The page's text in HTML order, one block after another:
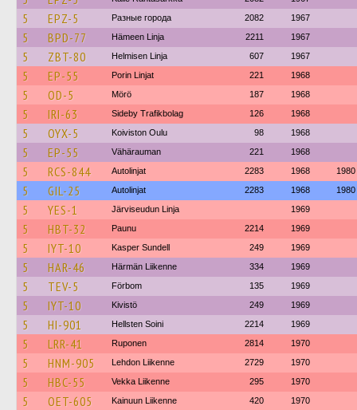
5 EPZ-5 Разные города 2082 1967
5 BPD-77 Hämeen Linja 2211 1967
5 ZBT-80 Helmisen Linja 607 1967
5 EP-55 Porin Linjat 221 1968
5 OD-5 Mörö 187 1968
5 IRI-63 Sideby Trafikbolag 126 1968
5 OYX-5 Koiviston Oulu 98 1968
5 EP-55 Vähärauman 221 1968
5 RCS-844 Autolinjat 2283 1968 1980
5 GIL-25 Autolinjat 2283 1968 1980
5 YES-1 Järviseudun Linja 1969
5 HBT-32 Paunu 2214 1969
5 IYT-10 Kasper Sundell 249 1969
5 HAR-46 Härmän Liikenne 334 1969
5 TEV-5 Förbom 135 1969
5 IYT-10 Kivistö 249 1969
5 HI-901 Hellsten Soini 2214 1969
5 LRR-41 Ruponen 2814 1970
5 HNM-905 Lehdon Liikenne 2729 1970
5 HBC-55 Vekka Liikenne 295 1970
5 OET-605 Kainuun Liikenne 420 1970